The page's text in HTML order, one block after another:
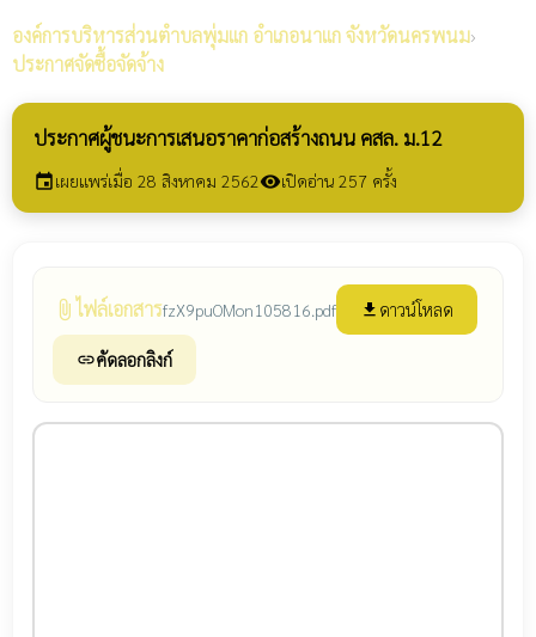
องค์การบริหารส่วนตำบลพุ่มแก อำเภอนาแก จังหวัดนครพนม›
ประกาศจัดซื้อจัดจ้าง
ประกาศผู้ชนะการเสนอราคาก่อสร้างถนน คสล. ม.12
eventเผยแพร่เมื่อ 28 สิงหาคม 2562visibilityเปิดอ่าน 257 ครั้ง
attach_file ไฟล์เอกสารfzX9puOMon105816.pdf file_download ดาวน์โหลด
linkคัดลอกลิงก์